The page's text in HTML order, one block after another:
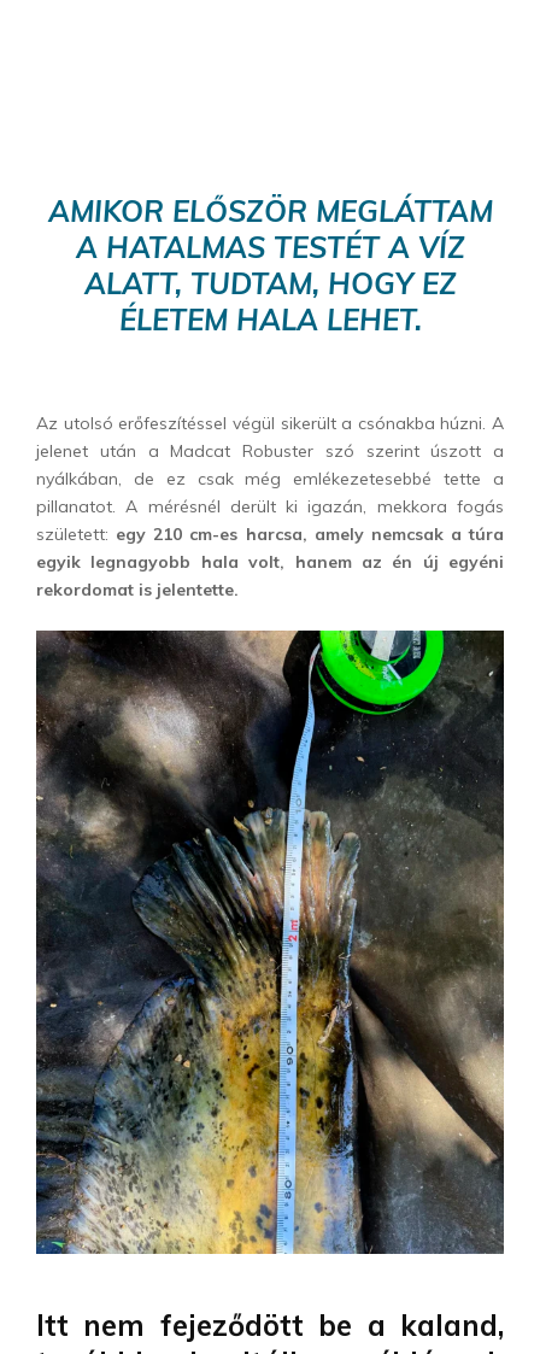
AMIKOR ELŐSZÖR MEGLÁTTAM
A HATALMAS TESTÉT A VÍZ
ALATT, TUDTAM, HOGY EZ
ÉLETEM HALA LEHET.
Az utolsó erőfeszítéssel végül sikerült a csónakba húzni. A
jelenet után a Madcat Robuster szó szerint úszott a
nyálkában, de ez csak még emlékezetesebbé tette a
pillanatot. A mérésnél derült ki igazán, mekkora fogás
született: egy 210 cm-es harcsa, amely nemcsak a túra
egyik legnagyobb hala volt, hanem az én új egyéni
rekordomat is jelentette.
Itt nem fejeződött be a kaland,